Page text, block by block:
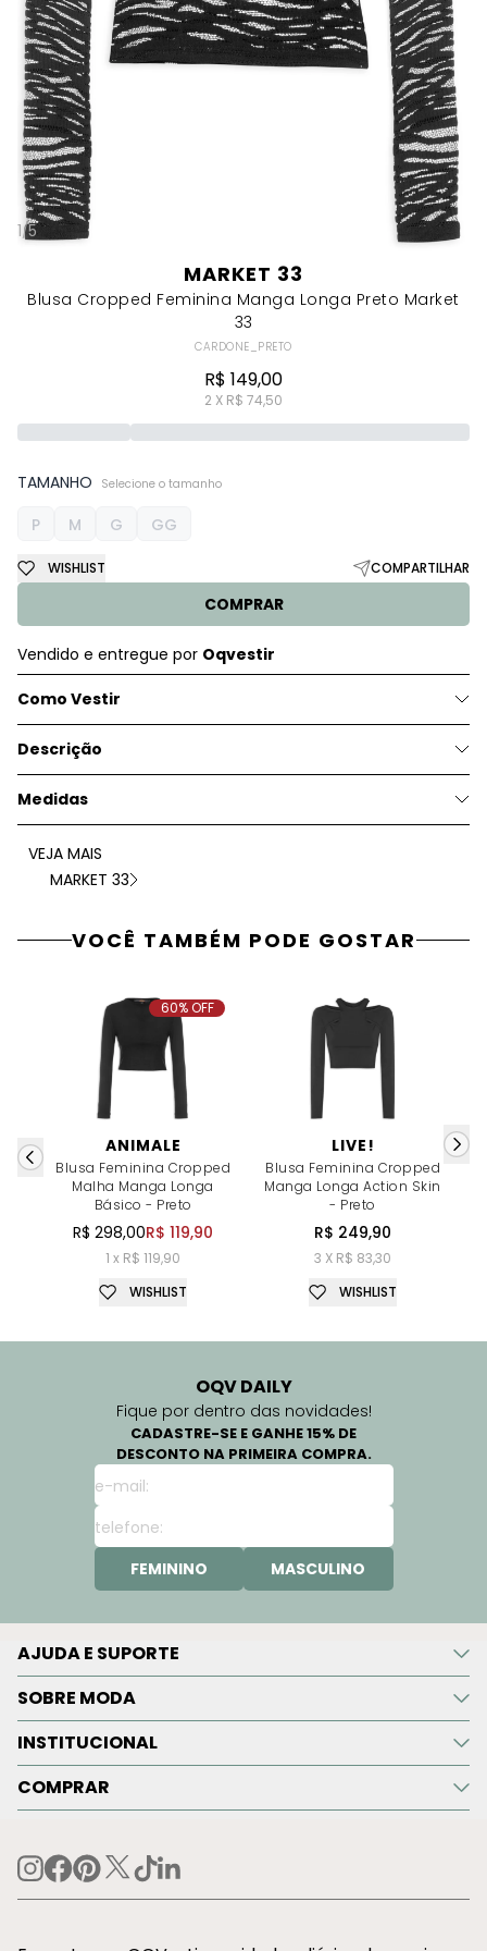
1/5
MARKET 33
Blusa Cropped Feminina Manga Longa Preto Market
33
CARDONE_PRETO
R$ 149,00
2 X R$ 74,50
TAMANHO Selecione o tamanho
P M G GG
COMPRAR
WISHLIST COMPARTILHAR
Vendido e entregue por Oqvestir
Como Vestir
Descrição
Medidas
VEJA MAIS
MARKET 33
VOCÊ TAMBÉM PODE GOSTAR
ANIMALE
Blusa Feminina Cropped
Malha Manga Longa
Básico - Preto
R$ 298,00R$ 119,90
1 x R$ 119,90
60% OFF
WISHLIST
LIVE!
Blusa Feminina Cropped
Manga Longa Action Skin
- Preto
R$ 249,90
3 X R$ 83,30
WISHLIST
OQV DAILY
Fique por dentro das novidades!
CADASTRE-SE E GANHE 15% DE
DESCONTO NA PRIMEIRA COMPRA.
FEMININO MASCULINO
AJUDA E SUPORTE
SOBRE MODA
INSTITUCIONAL
COMPRAR